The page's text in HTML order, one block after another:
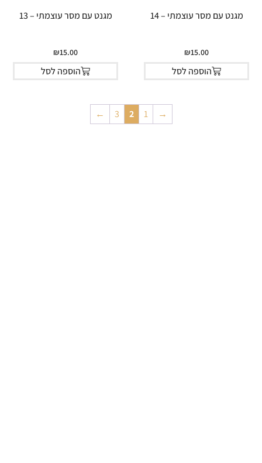
מגנט עם מסר עוצמתי – 14
₪15.00
הוספה לסל
מגנט עם מסר עוצמתי – 13
₪15.00
הוספה לסל
→
1
2
3
←